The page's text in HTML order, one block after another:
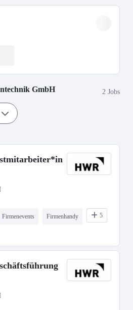
GmbH 2 Jobs
Firmenevents Firmenhandy 5